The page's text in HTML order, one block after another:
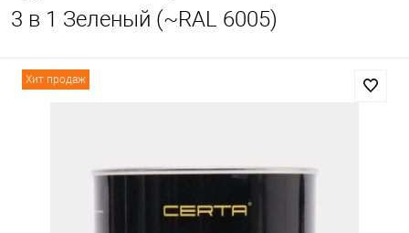
3 в 1 Зеленый (~RAL 6005)
Хит продаж